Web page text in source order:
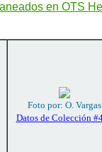
en OTS
Foto por: O. Vargas
Datos de Colección